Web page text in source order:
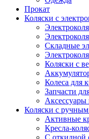
Прокат
Коляски с
Складные
Коляски с
Колеса для
Запчасти
Коляски с
Активные
Кресла-
С откидной